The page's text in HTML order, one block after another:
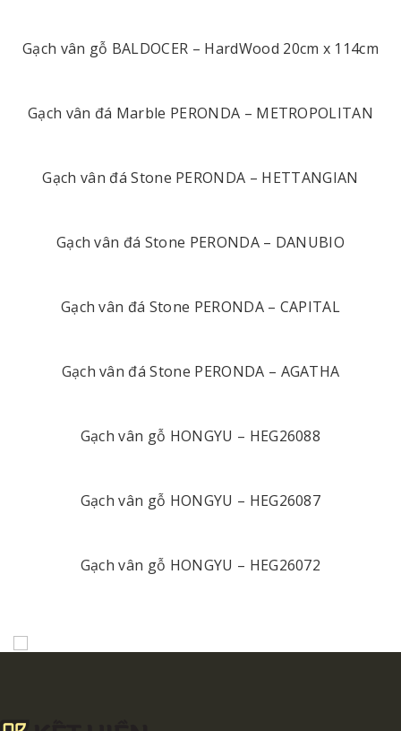
Gạch vân gỗ BALDOCER – HardWood 20cm x 114cm
Gạch vân đá Marble PERONDA – METROPOLITAN
Gạch vân đá Stone PERONDA – HETTANGIAN
Gạch vân đá Stone PERONDA – DANUBIO
Gạch vân đá Stone PERONDA – CAPITAL
Gạch vân đá Stone PERONDA – AGATHA
Gạch vân gỗ HONGYU – HEG26088
Gạch vân gỗ HONGYU – HEG26087
Gạch vân gỗ HONGYU – HEG26072